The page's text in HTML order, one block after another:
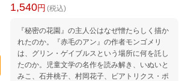
1,540円 (税込)
『秘密の花園』の主人公はなぜ憎たらしく描か
れたのか。『赤毛のアン』の作者モンゴメリ
は、グリン・ゲイブルスという場所に何を託し
たのか。児童文学の名作を読み解き、いぬいと
みこ、石井桃子、村岡花子、ビアトリクス・ポ